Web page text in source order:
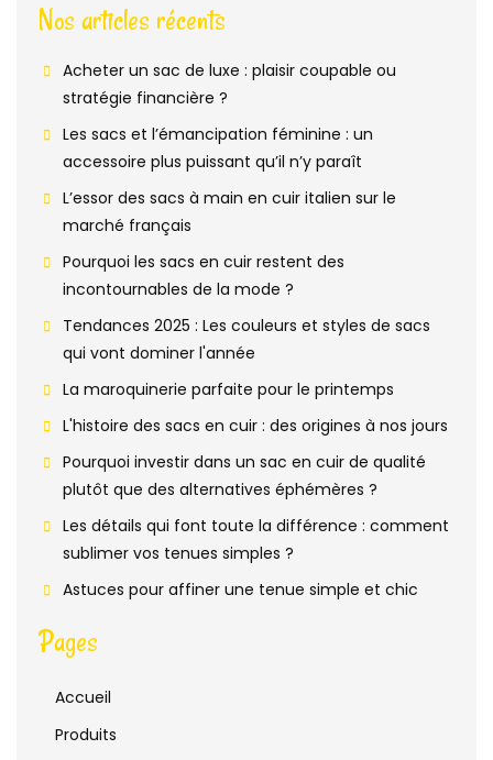
Nos articles récents
Acheter un sac de luxe : plaisir coupable ou
stratégie financière ?
Les sacs et l’émancipation féminine : un
accessoire plus puissant qu’il n’y paraît
L’essor des sacs à main en cuir italien sur le
marché français
Pourquoi les sacs en cuir restent des
incontournables de la mode ?
Tendances 2025 : Les couleurs et styles de sacs
qui vont dominer l'année
La maroquinerie parfaite pour le printemps
L'histoire des sacs en cuir : des origines à nos jours
Pourquoi investir dans un sac en cuir de qualité
plutôt que des alternatives éphémères ?
Les détails qui font toute la différence : comment
sublimer vos tenues simples ?
Astuces pour affiner une tenue simple et chic
Pages
Accueil
Produits